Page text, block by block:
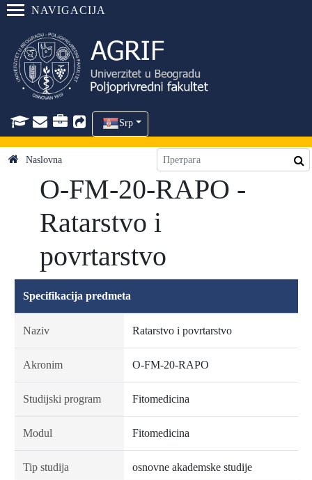
NAVIGACIJA
Srp
Naslovna
O-FM-20-RAPO -
Ratarstvo i
povrtarstvo
Specifikacija predmeta
Naziv Ratarstvo i povrtarstvo
Akronim O-FM-20-RAPO
Studijski program Fitomedicina
Modul Fitomedicina
Tip studija osnovne akademske studije